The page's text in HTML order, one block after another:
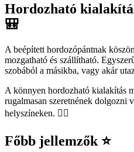
Hordozható
🎒
A beépített hordozópántnak
mozgatható és szállítható.
szobából a másikba, vagy akár
A könnyen hordozható kialakítás
rugalmasan szeretnének dolgozni
helyszíneken. 🚶‍♀️
Főbb jellemzők ⭐